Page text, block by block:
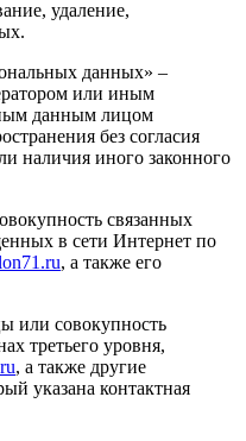
удаление,
данных» –
или иным
данным лицом
без согласия
наличия иного законного
связанных
в сети Интернет по
, а также его
или совокупность
третьего уровня,
, а также другие
указана контактная